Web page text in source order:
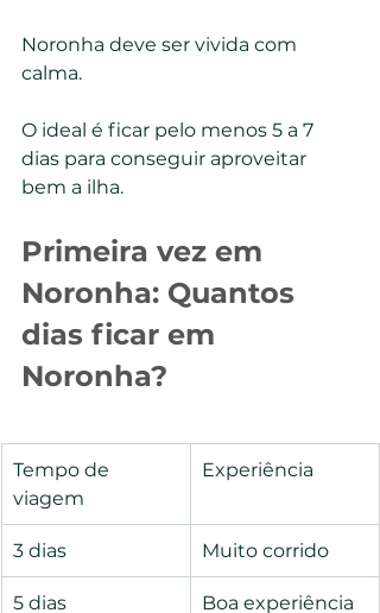
Noronha deve ser vivida com
calma.
O ideal é ficar pelo menos 5 a 7
dias para conseguir aproveitar
bem a ilha.
Primeira vez em
Noronha: Quantos
dias ficar em
Noronha?
Tempo de
viagem
Experiência
3 dias Muito corrido
5 dias Boa experiência